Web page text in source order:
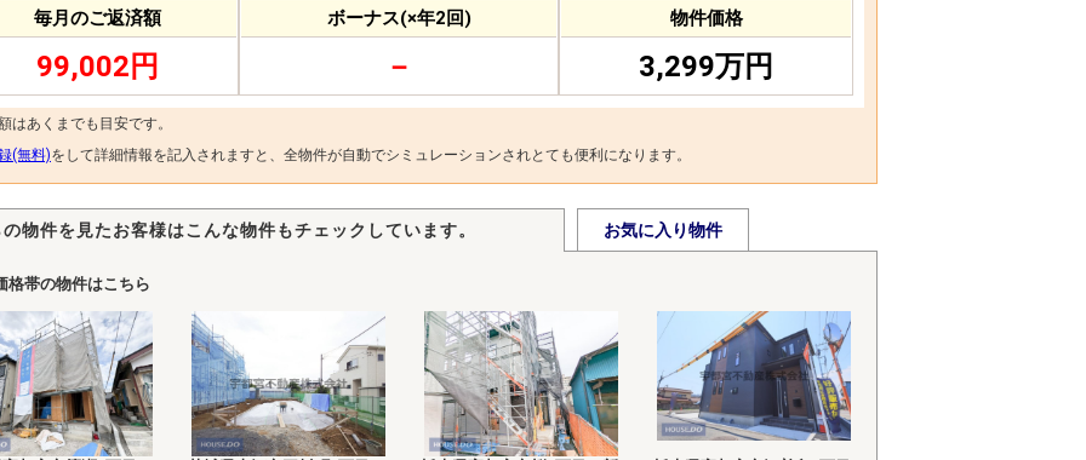
毎月のご返済額
99,002円
ボーナス(×年2回)
－
物件価格
3,299万円
はあくまでも目安です。
(無料)をして詳細情報を記入されますと、全物件が自動でシミュレーションされとても便利になります。
物件を見たお客様はこんな物件もチェックしています。 お気に入り物件
格帯の物件はこちら